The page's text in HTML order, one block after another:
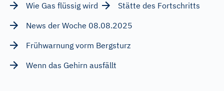
Wie Gas flüssig wird
Stätte des Fortschritts
News der Woche 08.08.2025
Frühwarnung vorm Bergsturz
Wenn das Gehirn ausfällt